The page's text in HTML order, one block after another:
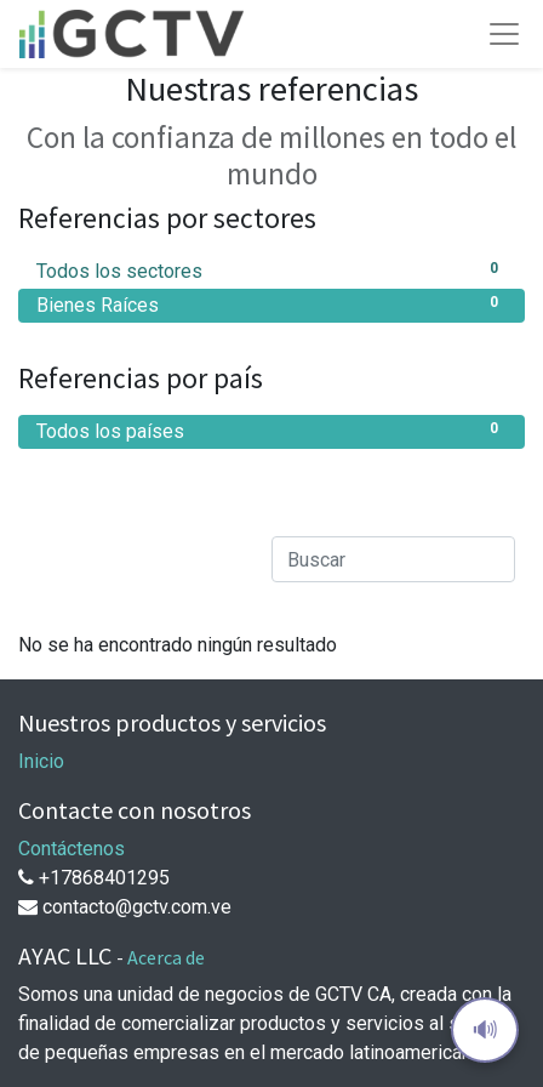
Nuestras referencias
Con la confianza de millones en todo el
mundo
Referencias por sectores
0
Todos los sectores
0
Bienes Raíces
Referencias por país
0
Todos los países
No se ha encontrado ningún resultado
Nuestros productos y servicios
Inicio
Contacte con nosotros
Contáctenos
+17868401295
contacto@gctv.com.ve
AYAC LLC - Acerca de
Somos una unidad de negocios de GCTV CA, creada con la
finalidad de comercializar productos y servicios al sector
de pequeñas empresas en el mercado latinoamericano
🔊